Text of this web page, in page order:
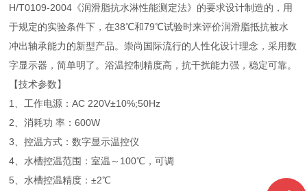
H/T0109-2004《润滑脂抗水淋性能测定法》的要求设计制造的，用
于规定的实验条件下，在38℃和79℃试验时来评价润滑脂抵抗被水
冲出轴承能力的新型产品。崇尚国际流行的人性化设计理念，采用数
字显示器，简单明了。浴温控制精度高，抗干扰能力强，稳定可靠。
【技术参数】
1、工作电源：AC 220V±10%;50Hz
2、消耗功 率：600W
3、控温方式：数字显示温控仪
4、水槽控温范围：室温～100℃，可调
5、水槽控温精度：±2℃